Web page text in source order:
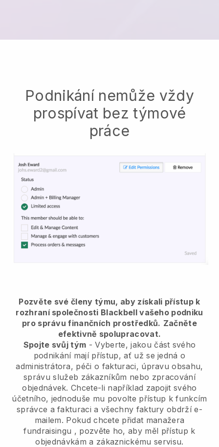
Podnikání nemůže vždy
prospívat bez týmové
práce
Pozvěte své členy týmu, aby získali přístup k
rozhraní společnosti Blackbell vašeho podniku
pro správu finančních prostředků. Začněte
efektivně spolupracovat.
Spojte svůj tým - Vyberte, jakou část svého
podnikání mají přístup, ať už se jedná o
administrátora, péči o fakturaci, úpravu obsahu,
správu služeb zákazníkům nebo zpracování
objednávek. Chcete-li například zapojit svého
účetního, jednoduše mu povolte přístup k funkcím
správce a fakturaci a všechny faktury obdrží e-
mailem. Pokud chcete přidat manažera
fundraisingu , pozvěte ho, aby měl přístup k
objednávkám a zákaznickému servisu.